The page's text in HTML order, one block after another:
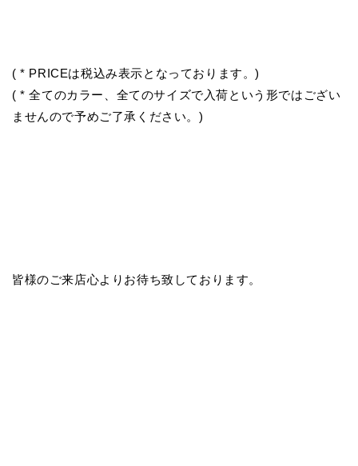
( * PRICEは税込み表示となっております。)
( * 全てのカラー、全てのサイズで入荷という形ではござい
ませんので予めご了承ください。)
皆様のご来店心よりお待ち致しております。